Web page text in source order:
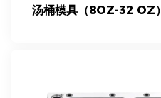
汤桶模具（8OZ-32 OZ）